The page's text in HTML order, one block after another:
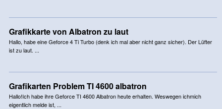
Grafikkarte von Albatron zu laut
Hallo, habe eine Geforce 4 Ti Turbo (denk ich mal aber nicht ganz sicher). Der Lüfter
ist zu laut. ...
Grafikarten Problem TI 4600 albatron
Hallo!Ich habe ihre Geforce TI 4600 Albatron heute erhalten. Weswegen ichmich
eigentlich melde ist, ...